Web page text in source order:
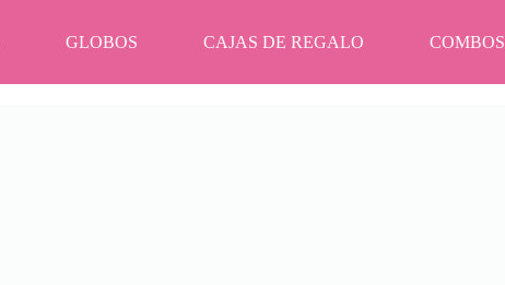
GLOBOS CAJAS DE REGALO COMBOS